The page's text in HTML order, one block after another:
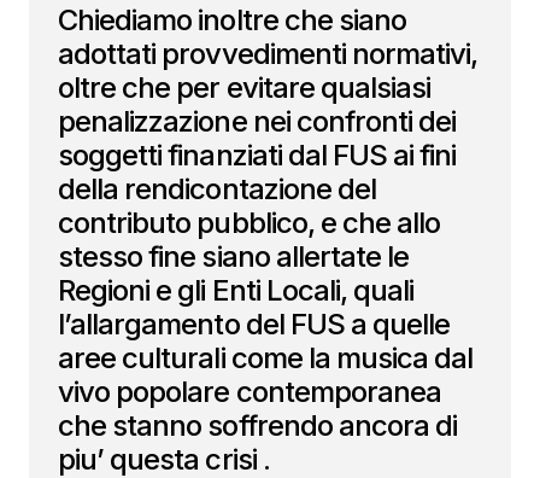
Chiediamo inoltre che siano
adottati provvedimenti normativi,
oltre che per evitare qualsiasi
penalizzazione nei confronti dei
soggetti finanziati dal FUS ai fini
della rendicontazione del
contributo pubblico, e che allo
stesso fine siano allertate le
Regioni e gli Enti Locali, quali
l’allargamento del FUS a quelle
aree culturali come la musica dal
vivo popolare contemporanea
che stanno soffrendo ancora di
piu’ questa crisi .